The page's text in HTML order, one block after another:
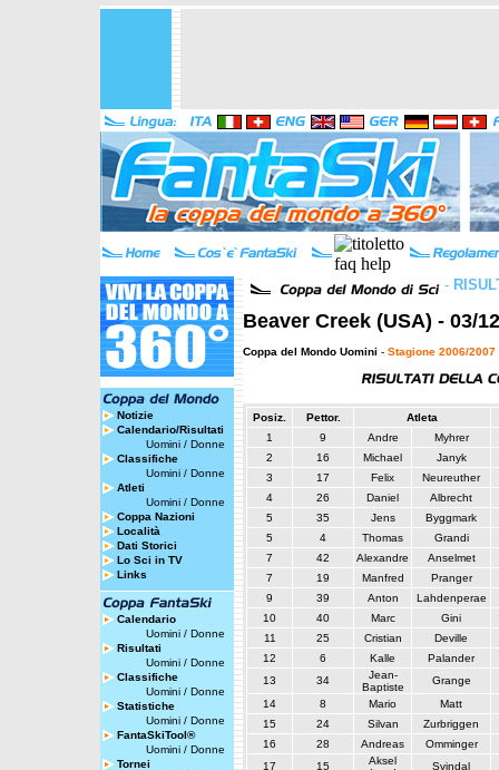
Notizie
Calendario/Risultati
Uomini / Donne
Classifiche
Uomini / Donne
Atleti
Uomini / Donne
Coppa Nazioni
Località
Dati Storici
Lo Sci in TV
Links
Calendario
Uomini / Donne
Risultati
Uomini / Donne
Classifiche
Uomini / Donne
Statistiche
Uomini / Donne
FantaSkiTool®
Uomini / Donne
Tornei
-
Beaver Creek (USA) - 03/
Coppa del Mondo Uomini - Stagione 2006/2007
Posiz. Pettor.
Atleta
1
9 Andre
Myhrer
2
16 Michael
Janyk
3
17 Felix
Neureuther
4
26 Daniel
Albrecht
5
35 Jens
Byggmark
5
4 Thomas
Grandi
7
42 Alexandre
Anselmet
7
19 Manfred
Pranger
9
39 Anton
Lahdenperae
10
40 Marc
Gini
11
25 Cristian
Deville
12
6 Kalle
Palander
13
34
Jean-
Baptiste
Grange
14
8 Mario
Matt
15
24 Silvan
Zurbriggen
16
28 Andreas
Omminger
17
15
Aksel
Svindal